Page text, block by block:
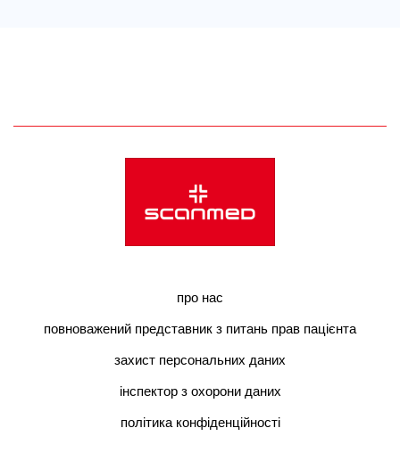
про нас
повноважений представник з питань прав пацієнта
захист персональних даних
інспектор з охорони даних
політика конфіденційності